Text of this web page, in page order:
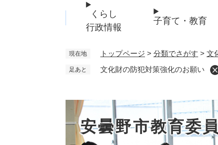
くらし
行政情報
子育て・教育
現在地 トップページ > 分類でさがす > 文
足あと 文化財の防犯対策強化のお願い
安曇野市教育委